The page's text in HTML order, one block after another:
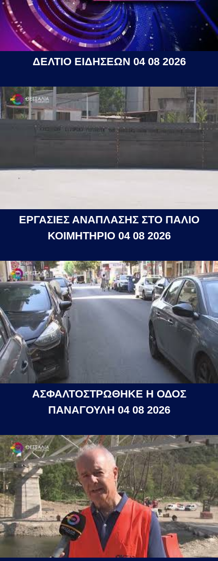
ΔΕΛΤΙΟ ΕΙΔΗΣΕΩΝ 04 08 2026
ΕΡΓΑΣΙΕΣ ΑΝΑΠΛΑΣΗΣ ΣΤΟ ΠΑΛΙΟ
ΚΟΙΜΗΤΗΡΙΟ 04 08 2026
ΑΣΦΑΛΤΟΣΤΡΩΘΗΚΕ Η ΟΔΟΣ
ΠΑΝΑΓΟΥΛΗ 04 08 2026